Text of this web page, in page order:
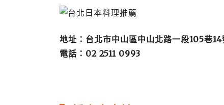
地址：台北市中山區中山北路一段105巷14
電話：02 2511 0993